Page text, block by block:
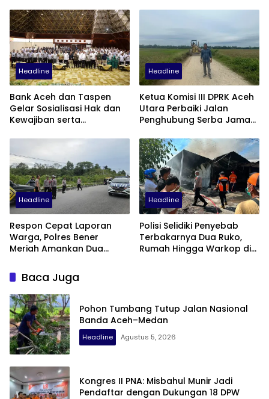
Headline
Bank Aceh dan Taspen
Gelar Sosialisasi Hak dan
Kewajiban serta
Menjelang Pensiun
Headline
Ketua Komisi III DPRK Aceh
Utara Perbaiki Jalan
Penghubung Serba Jaman
Gampong Tanah Luas
Headline
Respon Cepat Laporan
Warga, Polres Bener
Meriah Amankan Dua
Terlibat Balap Liar
Headline
Polisi Selidiki Penyebab
Terbakarnya Dua Ruko,
Rumah Hingga Warkop di
Baca Juga
Pohon Tumbang Tutup Jalan Nasional
Banda Aceh–Medan
Headline Agustus 5, 2026
Kongres II PNA: Misbahul Munir Jadi
Pendaftar dengan Dukungan 18 DPW